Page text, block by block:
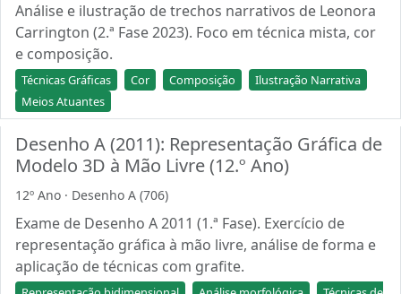
Análise e ilustração de trechos narrativos de Leonora
Carrington (2.ª Fase 2023). Foco em técnica mista, cor
e composição.
Técnicas Gráficas Cor Composição
Ilustração Narrativa
Meios Atuantes
Desenho A (2011): Representação Gráfica de
Modelo 3D à Mão Livre (12.º Ano)
12º Ano · Desenho A (706)
Exame de Desenho A 2011 (1.ª Fase). Exercício de
representação gráfica à mão livre, análise de forma e
aplicação de técnicas com grafite.